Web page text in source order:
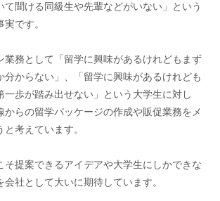
て聞ける同級生や先輩などがいない」という
です。
業務として「留学に興味があるけれどもまず
分からない」、「留学に興味があるけれども
一歩が踏み出せない」という大学生に対し
からの留学パッケージの作成や販促業務をメ
考えています。
そ提案できるアイデアや大学生にしかできな
社として大いに期待しています。